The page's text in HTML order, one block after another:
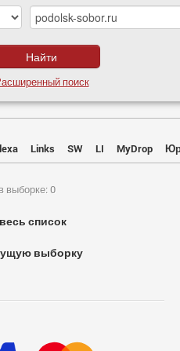
поиск
Links SW LI MyDrop
выборке: 0
список
выборку